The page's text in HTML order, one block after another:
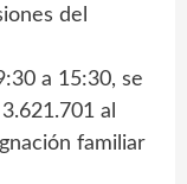
del
a 15:30, se
al
familiar